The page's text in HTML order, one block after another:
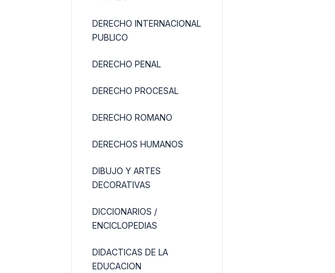
DERECHO INTERNACIONAL
PUBLICO
DERECHO PENAL
DERECHO PROCESAL
DERECHO ROMANO
DERECHOS HUMANOS
DIBUJO Y ARTES
DECORATIVAS
DICCIONARIOS /
ENCICLOPEDIAS
DIDACTICAS DE LA
EDUCACION